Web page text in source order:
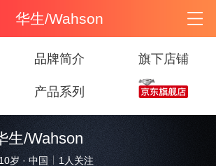
华生/Wahson
品牌简介 旗下店铺
产品系列
生/Wahson
岁 · 中国 1 人关注